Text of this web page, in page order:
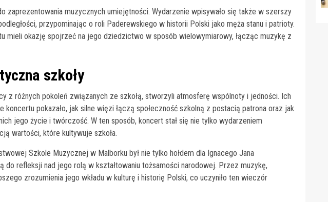
zaprezentowania muzycznych umiejętności. Wydarzenie wpisywało się także w szerszy
przypominając o roli Paderewskiego w historii Polski jako męża stanu i patrioty.
mieli okazję spojrzeć na jego dziedzictwo w sposób wielowymiarowy, łącząc muzykę z
szkoły
z różnych pokoleń związanych ze szkołą, stworzyli atmosferę wspólnoty i jedności. Ich
koncertu pokazało, jak silne więzi łączą społeczność szkolną z postacią patrona oraz jak
jego życie i twórczość. W ten sposób, koncert stał się nie tylko wydarzeniem
wartości, które kultywuje szkoła.
Szkole Muzycznej w Malborku był nie tylko hołdem dla Ignacego Jana
do refleksji nad jego rolą w kształtowaniu tożsamości narodowej. Przez muzykę,
zrozumienia jego wkładu w kulturę i historię Polski, co uczyniło ten wieczór